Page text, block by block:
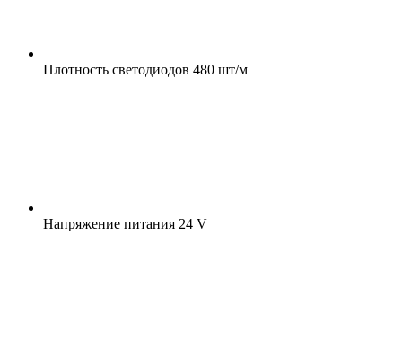
Плотность светодиодов 480 шт/м
Напряжение питания 24 V